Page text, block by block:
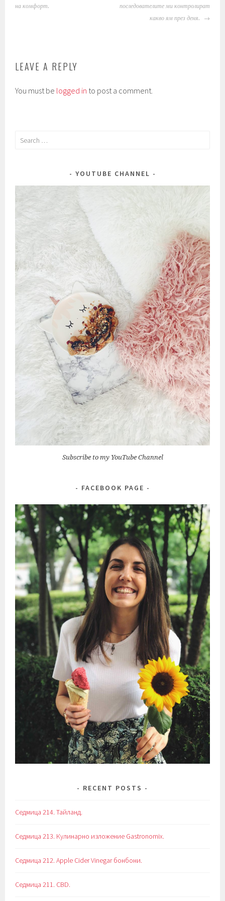
NAVIGATION
на комфорт.
последователите ми контролират
какво ям през деня.
LEAVE A REPLY
You must be logged in to post a comment.
Search
YOUTUBE CHANNEL
Subscribe to my YouTube Channel
FACEBOOK PAGE
RECENT POSTS
Седмица 214. Тайланд.
Седмица 213. Кулинарно изложение Gastronomix.
Седмица 212. Apple Cider Vinegar бонбони.
Седмица 211. CBD.